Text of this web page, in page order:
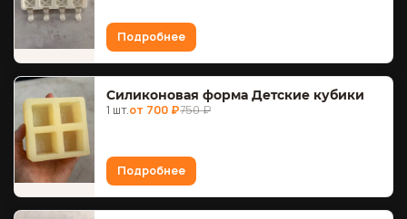
Подробнее
Силиконовая форма Детские кубики
1 шт.от 700 ₽750 ₽
Подробнее